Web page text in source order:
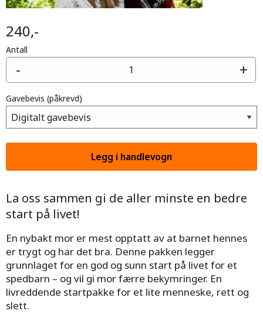
240,-
Antall
+
-
Gavebevis (påkrevd)
La oss sammen gi de aller minste en bedre
start på livet!
En nybakt mor er mest opptatt av at barnet hennes
er trygt og har det bra. Denne pakken legger
grunnlaget for en god og sunn start på livet for et
spedbarn – og vil gi mor færre bekymringer. En
livreddende startpakke for et lite menneske, rett og
slett.